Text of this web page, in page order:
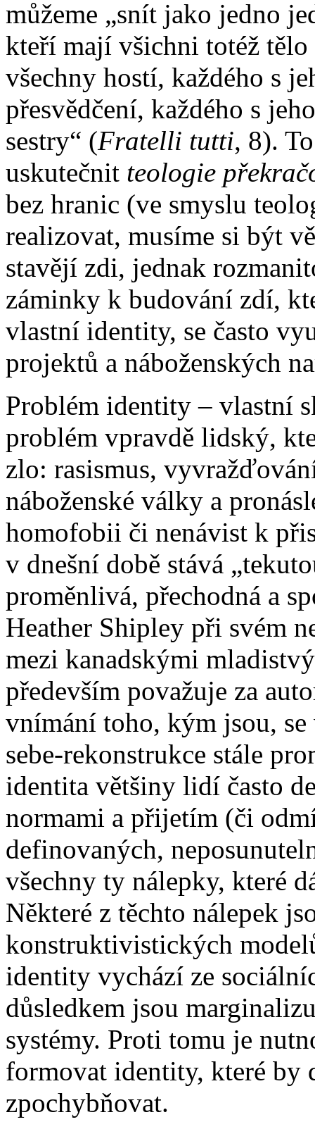
můžeme „snít jako jedno
kteří mají všichni totéž tělo
všechny hostí, každého s
přesvědčení, každého s
sestry“ (Fratelli tutti, 8).
uskutečnit teologie
bez hranic (ve smyslu
realizovat, musíme si být
stavějí zdi, jednak
záminky k budování zdí,
vlastní identity, se často
projektů a náboženských
Problém identity – vlastní
problém vpravdě lidský,
zlo: rasismus,
náboženské války a
homofobii či nenávist k
v dnešní době stává
proměnlivá, přechodná a
Heather Shipley při svém
mezi kanadskými
především považuje za
vnímání toho, kým jsou,
sebe-rekonstrukce stále
identita většiny lidí často
normami a přijetím (či
definovaných,
všechny ty nálepky, které
Některé z těchto nálepek
konstruktivistických
identity vychází ze
důsledkem jsou
systémy. Proti tomu je
formovat identity, které
zpochybňovat.